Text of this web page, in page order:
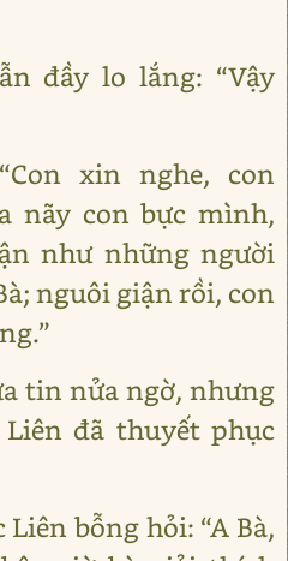
đầy lo lắng: “Vậy
xin nghe, con
nãy con bực mình,
như những người
nguôi giận rồi, con
tin nửa ngờ, nhưng
đã thuyết phục
Liên bỗng hỏi: “A Bà,